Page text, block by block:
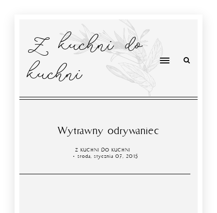
Z kuchni do
kuchni
Wytrawny odrywaniec
Z KUCHNI DO KUCHNI
środa, stycznia 07, 2015